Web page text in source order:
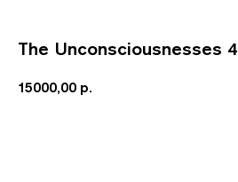
The Unconsciousnesses 4
15000,00 р.